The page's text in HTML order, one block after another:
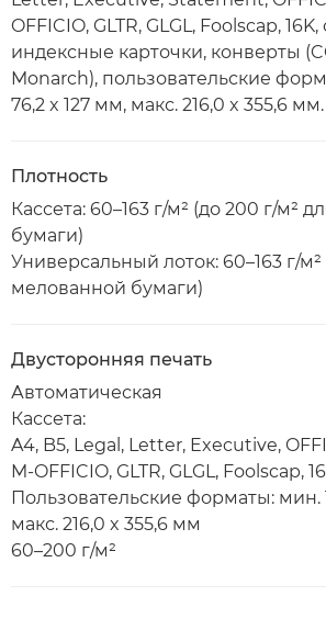
OFFICIO, GLTR, GLGL, Foolscap,
индексные карточки, конверты
Monarch), пользовательские
76,2 x 127 мм, макс. 216,0 x 355,6 мм.
Плотность
Кассета: 60–163 г/м² (до 200 г/м²
бумаги)
Универсальный лоток: 60–163 г/м²
мелованной бумаги)
Двусторонняя печать
Автоматическая
Кассета:
A4, B5, Legal, Letter, Executive,
M-OFFICIO, GLTR, GLGL, Foolscap,
Пользовательские форматы: мин.
макс. 216,0 x 355,6 мм
60–200 г/м²